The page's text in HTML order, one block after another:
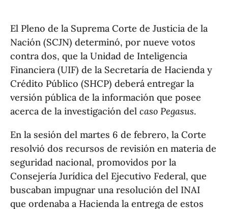
El Pleno de la Suprema Corte de Justicia de la
Nación (SCJN) determinó, por nueve votos
contra dos, que la Unidad de Inteligencia
Financiera (UIF) de la Secretaría de Hacienda y
Crédito Público (SHCP) deberá entregar la
versión pública de la información que posee
acerca de la investigación delcaso Pegasus.
En la sesión del martes 6 de febrero, la Corte
resolvió dos recursos de revisión en materia de
seguridad nacional, promovidos por la
Consejería Jurídica del Ejecutivo Federal, que
buscaban impugnar una resolución del INAI
que ordenaba a Hacienda la entrega de estos